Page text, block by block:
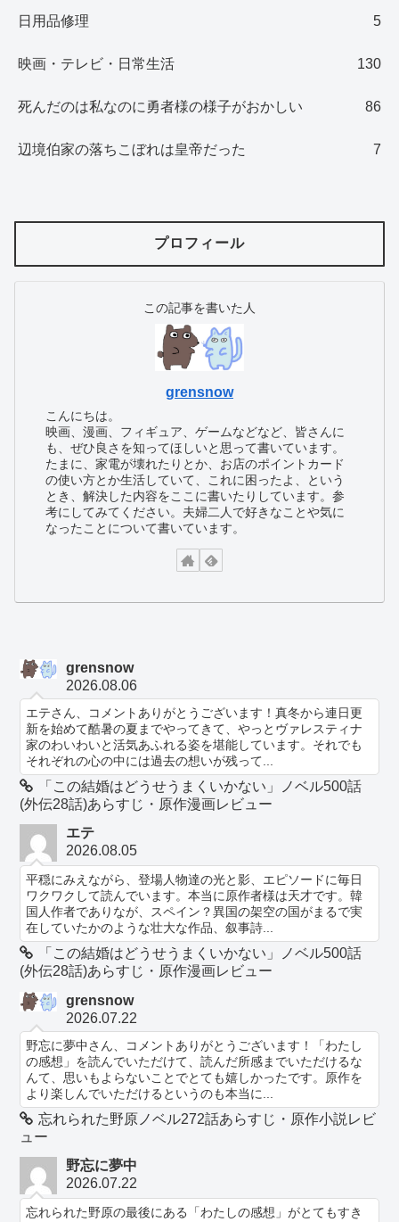
日用品修理 5
映画・テレビ・日常生活 130
死んだのは私なのに勇者様の様子がおかしい 86
辺境伯家の落ちこぼれは皇帝だった 7
プロフィール
この記事を書いた人
grensnow
こんにちは。
映画、漫画、フィギュア、ゲームなどなど、皆さんに
も、ぜひ良さを知ってほしいと思って書いています。
たまに、家電が壊れたりとか、お店のポイントカード
の使い方とか生活していて、これに困ったよ、という
とき、解決した内容をここに書いたりしています。参
考にしてみてください。夫婦二人で好きなことや気に
なったことについて書いています。
grensnow
2026.08.06
エテさん、コメントありがとうございます！真冬から連日更
新を始めて酷暑の夏までやってきて、やっとヴァレスティナ
家のわいわいと活気あふれる姿を堪能しています。それでも
それぞれの心の中には過去の想いが残って...
「この結婚はどうせうまくいかない」ノベル500話
(外伝28話)あらすじ・原作漫画レビュー
エテ
2026.08.05
平穏にみえながら、登場人物達の光と影、エピソードに毎日
ワクワクして読んでいます。本当に原作者様は天才です。韓
国人作者でありなが、スペイン？異国の架空の国がまるで実
在していたかのような壮大な作品、叙事詩...
「この結婚はどうせうまくいかない」ノベル500話
(外伝28話)あらすじ・原作漫画レビュー
grensnow
2026.07.22
野忘に夢中さん、コメントありがとうございます！「わたし
の感想」を読んでいただけて、読んだ所感までいただけるな
んて、思いもよらないことでとても嬉しかったです。原作を
より楽しんでいただけるというのも本当に...
忘れられた野原ノベル272話あらすじ・原作小説レビ
ュー
野忘に夢中
2026.07.22
忘れられた野原の最後にある「わたしの感想」がとてもすき